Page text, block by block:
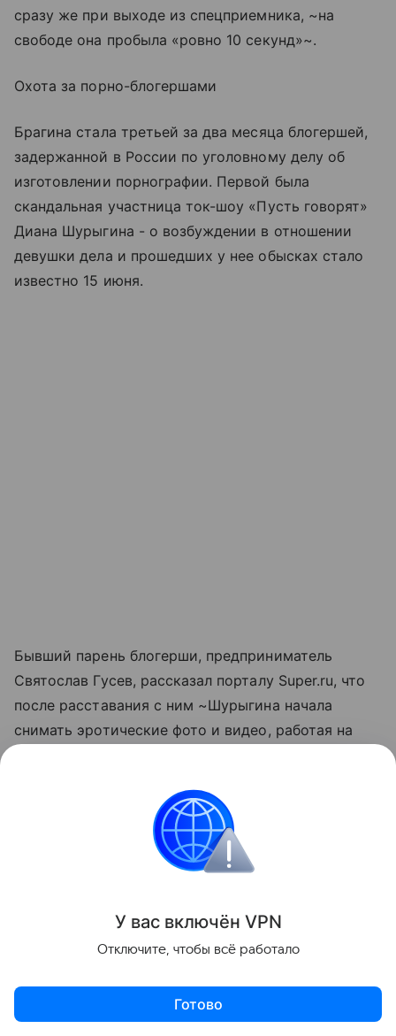
сразу же при выходе из спецприемника, ~на
свободе она пробыла «ровно 10 секунд»~.
Охота за порно-блогершами
Брагина стала третьей за два месяца блогершей,
задержанной в России по уголовному делу об
изготовлении порнографии. Первой была
скандальная участница ток-шоу «Пусть говорят»
Диана Шурыгина - о возбуждении в отношении
девушки дела и прошедших у нее обысках стало
известно 15 июня.
Бывший парень блогерши, предприниматель
Святослав Гусев, рассказал порталу Super.ru, что
после расставания с ним ~Шурыгина начала
снимать эротические фото и видео, работая на
поместили в СИЗО. По информации SHOT, перед
этим она попыталась сбежать из России на Бали.
Позже по делу Шурыгиной была задержана
Овсянникова, известная под псевдонимом Настя
Холод, и их продюсер Людвигу Кричкер.
28 июля также по делу об изготовлении
порнографии задержали секс-блогершу Соню
У вас включён VPN
Отключите, чтобы всё работало
Готово